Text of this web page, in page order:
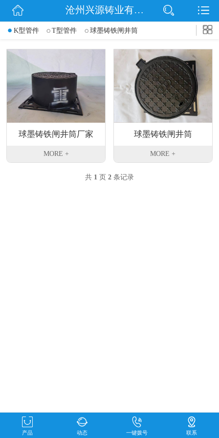
网站首页
信息动态
产品展示
企业文化
联系我们
沧州兴源铸业有限公司
K型管件 T型管件 球墨铸铁闸井筒
球墨铸铁闸井筒厂家
MORE +
球墨铸铁闸井筒
MORE +
共 1页 2条记录
产品 动态 一键拨号 联系